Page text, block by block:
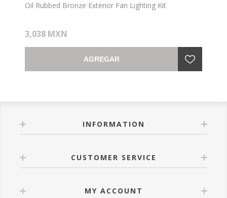
Oil Rubbed Bronze Exterior Fan Lighting Kit
3,038 MXN
AGREGAR
INFORMATION
CUSTOMER SERVICE
MY ACCOUNT